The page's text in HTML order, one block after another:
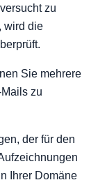
zu
wird die
Sie mehrere
zu
der für den
Ihrer Domäne